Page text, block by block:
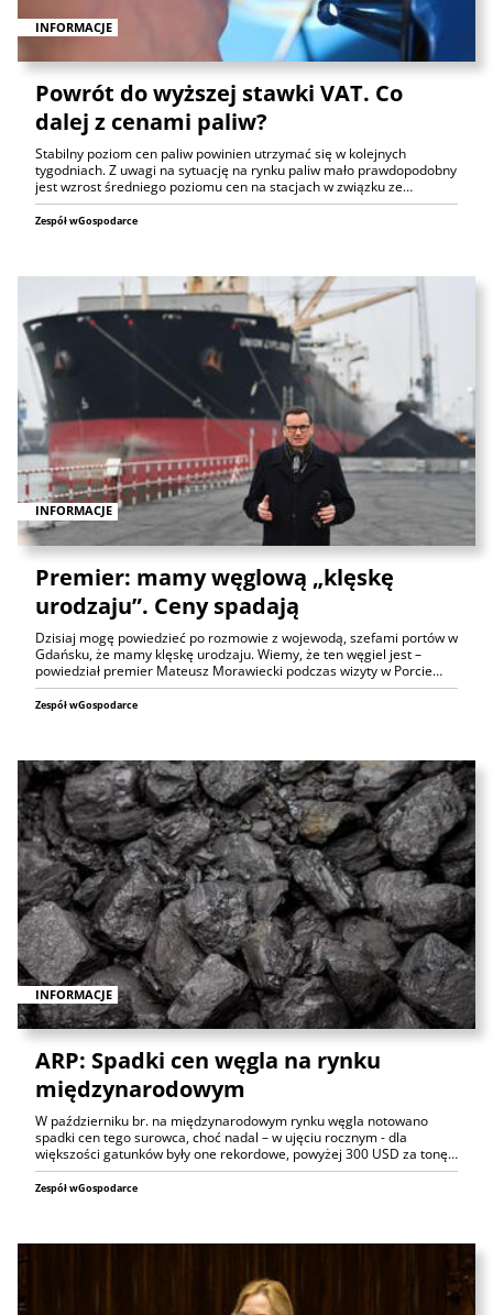
INFORMACJE
Powrót do wyższej stawki VAT. Co
dalej z cenami paliw?
Stabilny poziom cen paliw powinien utrzymać się w kolejnych
tygodniach. Z uwagi na sytuację na rynku paliw mało prawdopodobny
jest wzrost średniego poziomu cen na stacjach w związku ze…
Zespół wGospodarce
INFORMACJE
Premier: mamy węglową „klęskę
urodzaju”. Ceny spadają
Dzisiaj mogę powiedzieć po rozmowie z wojewodą, szefami portów w
Gdańsku, że mamy klęskę urodzaju. Wiemy, że ten węgiel jest –
powiedział premier Mateusz Morawiecki podczas wizyty w Porcie…
Zespół wGospodarce
INFORMACJE
ARP: Spadki cen węgla na rynku
międzynarodowym
W październiku br. na międzynarodowym rynku węgla notowano
spadki cen tego surowca, choć nadal – w ujęciu rocznym - dla
większości gatunków były one rekordowe, powyżej 300 USD za tonę…
Zespół wGospodarce